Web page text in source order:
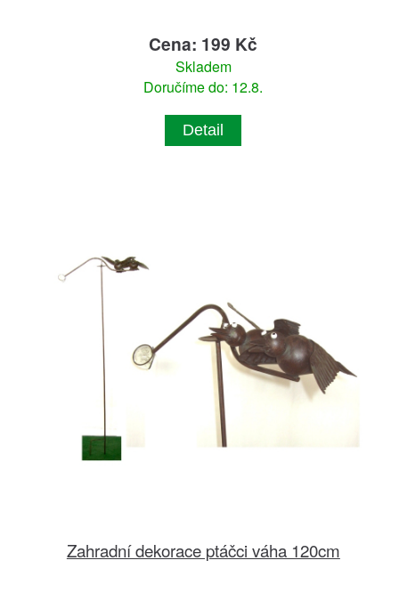
Cena: 199 Kč
Skladem
Doručíme do: 12.8.
Detail
Zahradní dekorace ptáčci váha 120cm